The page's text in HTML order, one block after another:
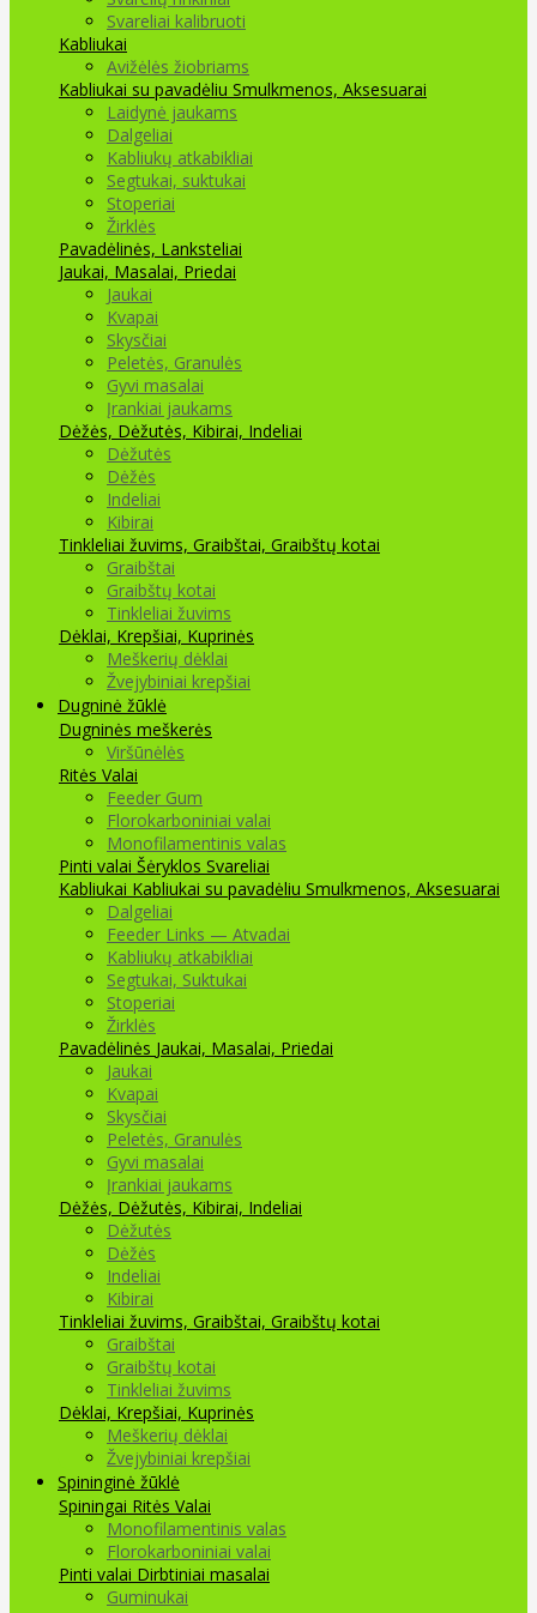
Svareliai kalibruoti
Kabliukai
Avižėlės žiobriams
Kabliukai su pavadėliu Smulkmenos, Aksesuarai
Laidynė jaukams
Dalgeliai
Kabliukų atkabikliai
Segtukai, suktukai
Stoperiai
Žirklės
Pavadėlinės, Lanksteliai
Jaukai, Masalai, Priedai
Jaukai
Kvapai
Skysčiai
Peletės, Granulės
Gyvi masalai
Įrankiai jaukams
Dėžės, Dėžutės, Kibirai, Indeliai
Dėžutės
Dėžės
Indeliai
Kibirai
Tinkleliai žuvims, Graibštai, Graibštų kotai
Graibštai
Graibštų kotai
Tinkleliai žuvims
Dėklai, Krepšiai, Kuprinės
Meškerių dėklai
Žvejybiniai krepšiai
Dugninė žūklė
Dugninės meškerės
Viršūnėlės
Ritės Valai
Feeder Gum
Florokarboniniai valai
Monofilamentinis valas
Pinti valai Šėryklos Svareliai
Kabliukai Kabliukai su pavadėliu Smulkmenos, Aksesuarai
Dalgeliai
Feeder Links — Atvadai
Kabliukų atkabikliai
Segtukai, Suktukai
Stoperiai
Žirklės
Pavadėlinės Jaukai, Masalai, Priedai
Jaukai
Kvapai
Skysčiai
Peletės, Granulės
Gyvi masalai
Įrankiai jaukams
Dėžės, Dėžutės, Kibirai, Indeliai
Dėžutės
Dėžės
Indeliai
Kibirai
Tinkleliai žuvims, Graibštai, Graibštų kotai
Graibštai
Graibštų kotai
Tinkleliai žuvims
Dėklai, Krepšiai, Kuprinės
Meškerių dėklai
Žvejybiniai krepšiai
Spininginė žūklė
Spiningai Ritės Valai
Monofilamentinis valas
Florokarboniniai valai
Pinti valai Dirbtiniai masalai
Guminukai